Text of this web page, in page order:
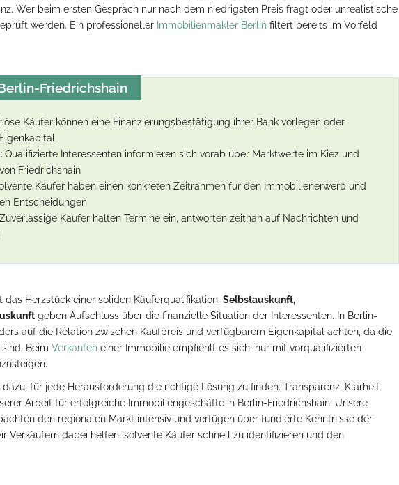
Wer beim ersten Gespräch nur nach dem niedrigsten Preis fragt oder unrealistische
werden. Ein professioneller Immobilienmakler Berlin filtert bereits im Vorfeld
Friedrichshain
Käufer können eine Finanzierungsbestätigung ihrer Bank vorlegen oder
Qualifizierte Interessenten informieren sich vorab über Marktwerte im Kiez und
Friedrichshain
Käufer haben einen konkreten Zeitrahmen für den Immobilienerwerb und
Entscheidungen
Zuverlässige Käufer halten Termine ein, antworten zeitnah auf Nachrichten und
Herzstück einer soliden Käuferqualifikation. Selbstauskunft,
geben Aufschluss über die finanzielle Situation der Interessenten. In Berlin-
auf die Relation zwischen Kaufpreis und verfügbarem Eigenkapital achten, da die
Beim Verkaufen einer Immobilie empfiehlt es sich, nur mit vorqualifizierten
für jede Herausforderung die richtige Lösung zu finden. Transparenz, Klarheit
Arbeit für erfolgreiche Immobiliengeschäfte in Berlin-Friedrichshain. Unsere
den regionalen Markt intensiv und verfügen über fundierte Kenntnisse der
Verkäufern dabei helfen, solvente Käufer schnell zu identifizieren und den